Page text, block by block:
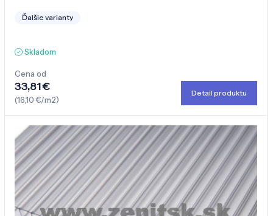
Ďalšie varianty
Skladom
Cena od
33,81 €
(16,10 €/m2)
Detail produktu